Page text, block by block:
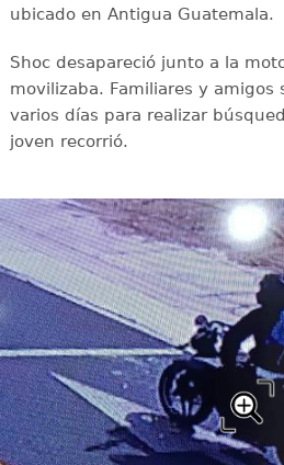
ubicado en Antigua Guatemala.
Shoc desapareció junto a la
movilizaba. Familiares y amigos
varios días para realizar
joven recorrió.